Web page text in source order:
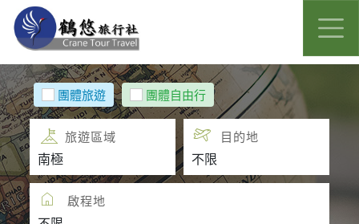
團體旅遊 團體自由行
旅遊區域 目的地
啟程地